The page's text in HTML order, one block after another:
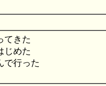
てきた
じめた
で行った